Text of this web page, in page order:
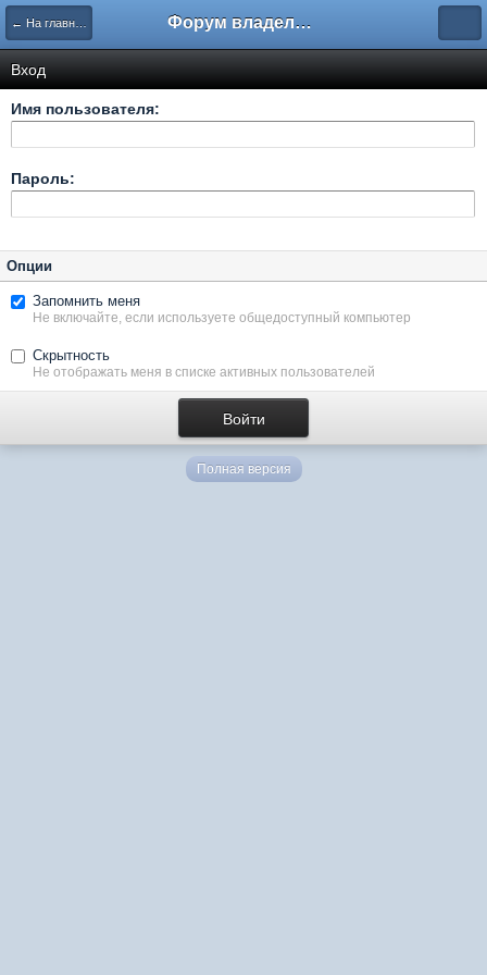
← На главную Форум владельцев интернет-магазинов
Вход
Имя пользователя:
Пароль:
Опции
Запомнить меня
Не включайте, если используете общедоступный компьютер
Скрытность
Не отображать меня в списке активных пользователей
Полная версия